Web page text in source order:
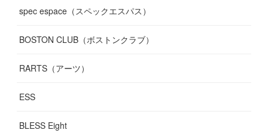
spec espace（スペックエスパス）
BOSTON CLUB（ボストンクラブ）
RARTS（アーツ）
ESS
BLESS Eight